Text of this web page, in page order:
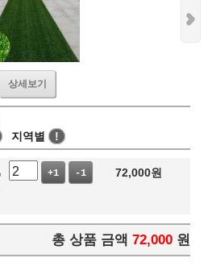
상세보기
지역별 !
+1 -1 72,000원
총 상품 금액 72,000 원